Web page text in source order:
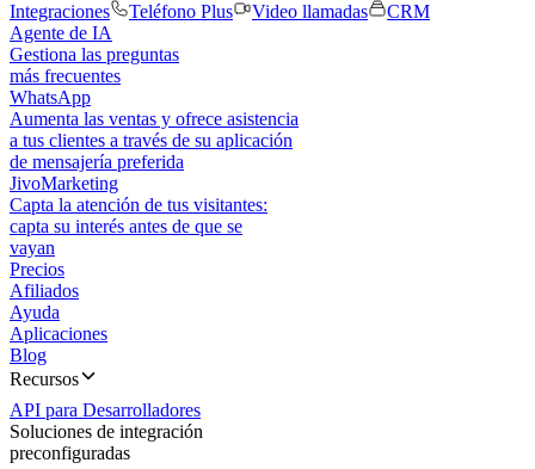
Integraciones
Teléfono Plus Video llamadas
CRM
Agente de IA
Gestiona las preguntas
más frecuentes
WhatsApp
Aumenta las ventas y ofrece asistencia
a tus clientes a través de su aplicación
de mensajería preferida
JivoMarketing
Capta la atención de tus visitantes:
capta su interés antes de que se
vayan
Precios
Afiliados
Ayuda
Aplicaciones
Blog
Recursos
API para Desarrolladores
Soluciones de integración
preconfiguradas